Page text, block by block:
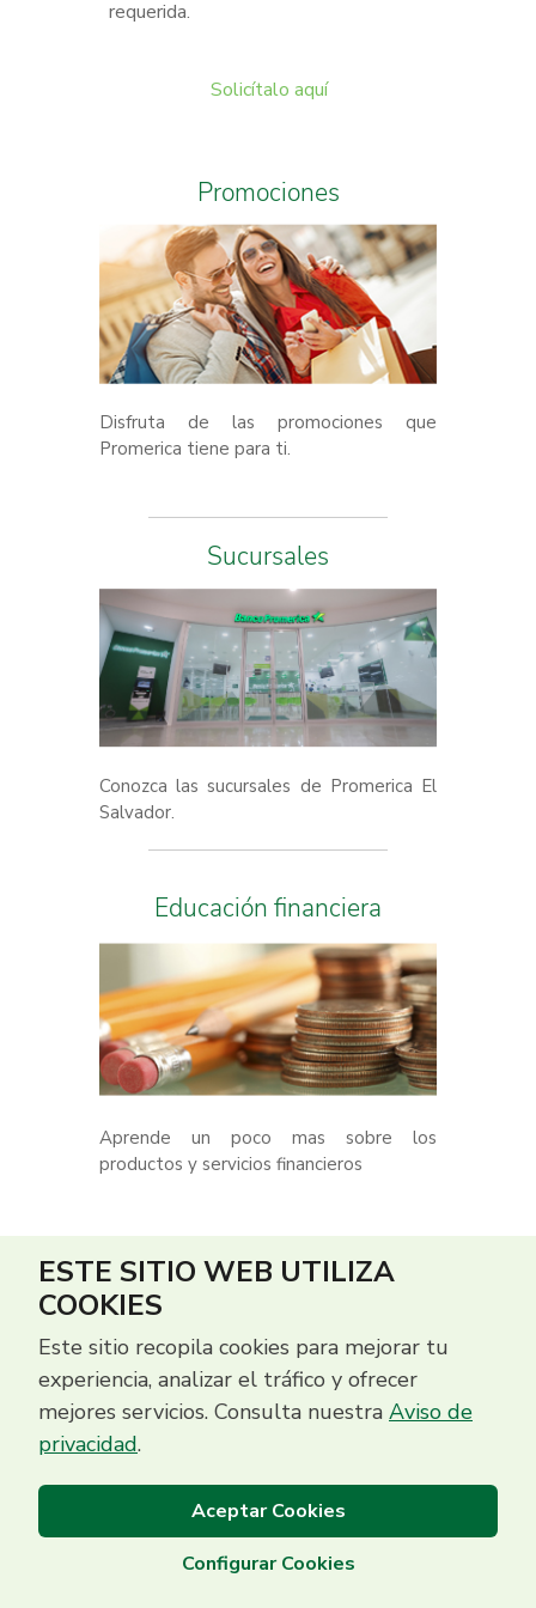
requerida.
Solicítalo aquí
Promociones
Disfruta de las promociones que
Promerica tiene para ti.
Sucursales
Conozca las sucursales de Promerica El
Salvador.
Educación financiera
Aprende un poco mas sobre los
productos y servicios financieros
ESTE SITIO WEB UTILIZA
COOKIES
Este sitio recopila cookies para mejorar tu
experiencia, analizar el tráfico y ofrecer
mejores servicios. Consulta nuestra Aviso de
privacidad.
Aceptar Cookies
Configurar Cookies